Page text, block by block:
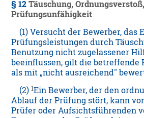
§ 12 Täuschung, Ordnungsverstoß,
Prüfungsunfähigkeit
(1) Versucht der Bewerber, das
Prüfungsleistungen durch
Benutzung nicht zugelassener
beeinflussen, gilt die betreffende
als mit „nicht ausreichend"
(2)1Ein Bewerber, der den
Ablauf der Prüfung stört, kann
Prüfer oder Aufsichtsführenden